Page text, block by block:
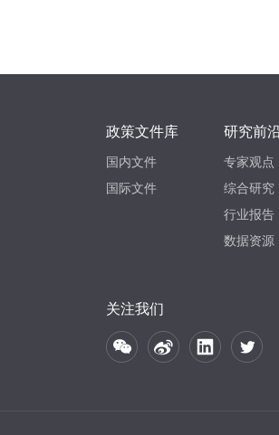
政策文件库
国内文件
国际文件
研究前
专家观点
综合研究
行业报告
数据资源
关注我们